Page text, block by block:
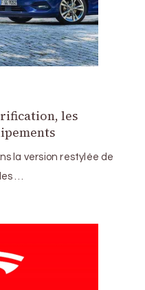
les
la version restylée de
…